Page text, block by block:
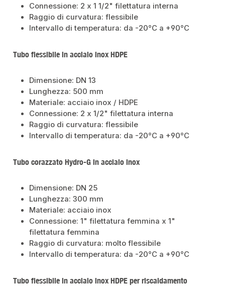
Connessione: 2 x 1 1/2" filettatura interna
Raggio di curvatura: flessibile
Intervallo di temperatura: da -20°C a +90°C
Tubo flessibile in acciaio inox HDPE
Dimensione: DN 13
Lunghezza: 500 mm
Materiale: acciaio inox / HDPE
Connessione: 2 x 1/2" filettatura interna
Raggio di curvatura: flessibile
Intervallo di temperatura: da -20°C a +90°C
Tubo corazzato Hydro-G in acciaio inox
Dimensione: DN 25
Lunghezza: 300 mm
Materiale: acciaio inox
Connessione: 1" filettatura femmina x 1"
filettatura femmina
Raggio di curvatura: molto flessibile
Intervallo di temperatura: da -20°C a +90°C
Tubo flessibile in acciaio inox HDPE per riscaldamento